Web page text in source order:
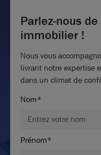
Parlez-nous
immobilier !
Nous vous
livrant notre expertise
dans un climat de
Nom*
Prénom*